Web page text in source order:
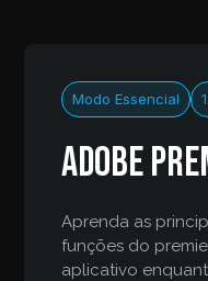
Modo Essencial
Adobe
Aprenda as
funções do
aplicativo